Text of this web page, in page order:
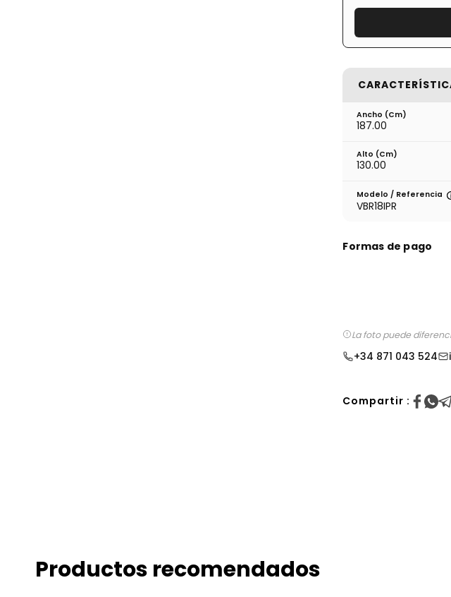
Ancho (cm)
187.00
Alto (cm)
130.00
Modelo / Referencia
VBR18IPR
Formas de pago
La foto puede
+34 871 043 524
Compartir :
Productos recomendados